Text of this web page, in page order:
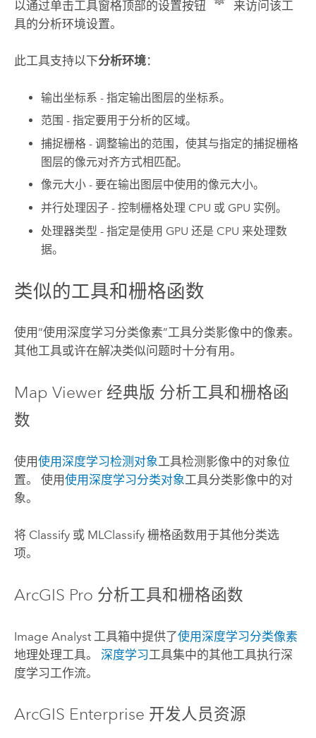
以通过单击工具窗格顶部的设置按钮
来访问该工
具的分析环境设置。
此工具支持以下分析环境：
输出坐标系 - 指定输出图层的坐标系。
范围 - 指定要用于分析的区域。
捕捉栅格 - 调整输出的范围，使其与指定的捕捉栅格
图层的像元对齐方式相匹配。
像元大小 - 要在输出图层中使用的像元大小。
并行处理因子 - 控制栅格处理 CPU 或 GPU 实例。
处理器类型 - 指定是使用 GPU 还是 CPU 来处理数
据。
类似的工具和栅格函数
使用“使用深度学习分类像素”工具分类影像中的像素。
其他工具或许在解决类似问题时十分有用。
Map Viewer 经典版 分析工具和栅格函
数
使用使用深度学习检测对象工具检测影像中的对象位
置。 使用使用深度学习分类对象工具分类影像中的对
象。
将 Classify 或 MLClassify 栅格函数用于其他分类选
项。
ArcGIS Pro 分析工具和栅格函数
Image Analyst工具箱中提供了使用深度学习分类像素
地理处理工具。 深度学习工具集中的其他工具执行深
度学习工作流。
ArcGIS Enterprise 开发人员资源